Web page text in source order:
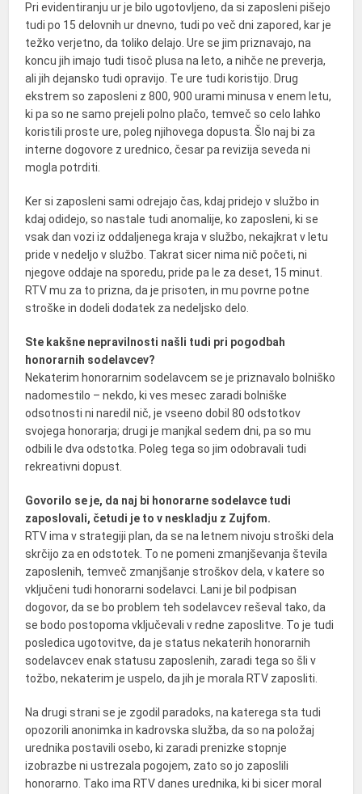
Pri evidentiranju ur je bilo ugotovljeno, da si zaposleni pišejo
tudi po 15 delovnih ur dnevno, tudi po več dni zapored, kar je
težko verjetno, da toliko delajo. Ure se jim priznavajo, na
koncu jih imajo tudi tisoč plusa na leto, a nihče ne preverja,
ali jih dejansko tudi opravijo. Te ure tudi koristijo. Drug
ekstrem so zaposleni z 800, 900 urami minusa v enem letu,
ki pa so ne samo prejeli polno plačo, temveč so celo lahko
koristili proste ure, poleg njihovega dopusta. Šlo naj bi za
interne dogovore z urednico, česar pa revizija seveda ni
mogla potrditi.
Ker si zaposleni sami odrejajo čas, kdaj pridejo v službo in
kdaj odidejo, so nastale tudi anomalije, ko zaposleni, ki se
vsak dan vozi iz oddaljenega kraja v službo, nekajkrat v letu
pride v nedeljo v službo. Takrat sicer nima nič početi, ni
njegove oddaje na sporedu, pride pa le za deset, 15 minut.
RTV mu za to prizna, da je prisoten, in mu povrne potne
stroške in dodeli dodatek za nedeljsko delo.
Ste kakšne nepravilnosti našli tudi pri pogodbah
honorarnih sodelavcev?
Nekaterim honorarnim sodelavcem se je priznavalo bolniško
nadomestilo – nekdo, ki ves mesec zaradi bolniške
odsotnosti ni naredil nič, je vseeno dobil 80 odstotkov
svojega honorarja; drugi je manjkal sedem dni, pa so mu
odbili le dva odstotka. Poleg tega so jim odobravali tudi
rekreativni dopust.
Govorilo se je, da naj bi honorarne sodelavce tudi
zaposlovali, četudi je to v neskladju z Zujfom.
RTV ima v strategiji plan, da se na letnem nivoju stroški dela
skrčijo za en odstotek. To ne pomeni zmanjševanja števila
zaposlenih, temveč zmanjšanje stroškov dela, v katere so
vključeni tudi honorarni sodelavci. Lani je bil podpisan
dogovor, da se bo problem teh sodelavcev reševal tako, da
se bodo postopoma vključevali v redne zaposlitve. To je tudi
posledica ugotovitve, da je status nekaterih honorarnih
sodelavcev enak statusu zaposlenih, zaradi tega so šli v
tožbo, nekaterim je uspelo, da jih je morala RTV zaposliti.
Na drugi strani se je zgodil paradoks, na katerega sta tudi
opozorili anonimka in kadrovska služba, da so na položaj
urednika postavili osebo, ki zaradi prenizke stopnje
izobrazbe ni ustrezala pogojem, zato so jo zaposlili
honorarno. Tako ima RTV danes urednika, ki bi sicer moral